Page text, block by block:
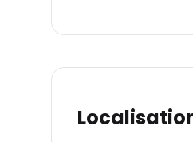
contribue à